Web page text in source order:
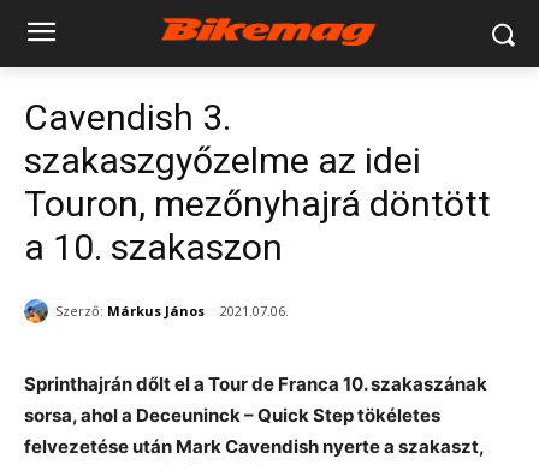
Cavendish 3.
szakaszgyőzelme az idei
Touron, mezőnyhajrá döntött
a 10. szakaszon
Szerző: Márkus János 2021.07.06.
Sprinthajrán dőlt el a Tour de Franca 10. szakaszának
sorsa, ahol a Deceuninck – Quick Step tökéletes
felvezetése után Mark Cavendish nyerte a szakaszt,